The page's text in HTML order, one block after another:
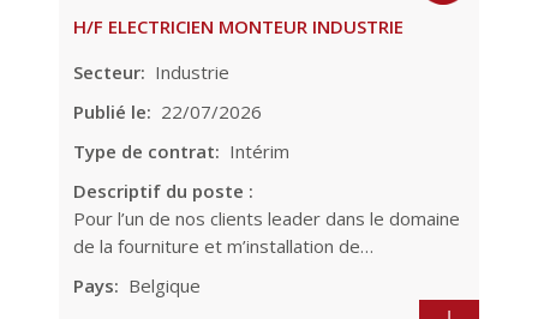
H/F ELECTRICIEN MONTEUR INDUSTRIE
Secteur
Industrie
Publié le
22/07/2026
Type de contrat
Intérim
Descriptif du poste :
Pour l’un de nos clients leader dans le domaine
de la fourniture et m’installation de…
Pays
Belgique